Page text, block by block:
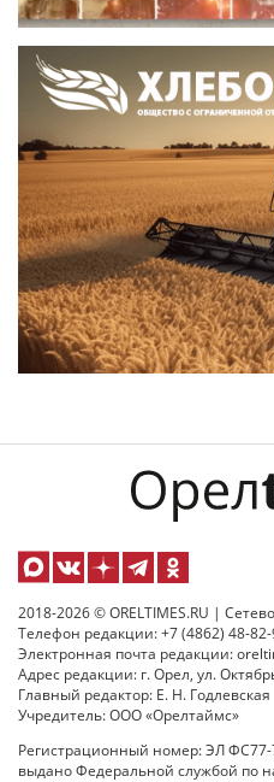
2018-2026 © ORELTIMES.RU |
Телефон редакции: +7 (4862) 48-
Электронная почта редакции:
Адрес редакции: г. Орел, ул.
Главный редактор: Е. Н. Годлевская
Учредитель: ООО «Орелтаймс»
Регистрационный номер: ЭЛ ФС77-
выдано Федеральной службой по